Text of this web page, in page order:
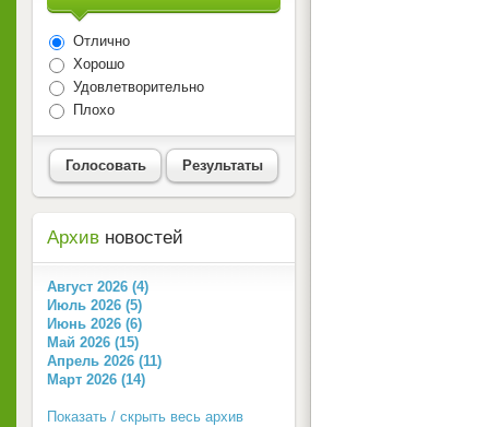
Отлично
Хорошо
Удовлетворительно
Плохо
Голосовать Результаты
Архив новостей
Август 2026 (4)
Июль 2026 (5)
Июнь 2026 (6)
Май 2026 (15)
Апрель 2026 (11)
Март 2026 (14)
Показать / скрыть весь архив